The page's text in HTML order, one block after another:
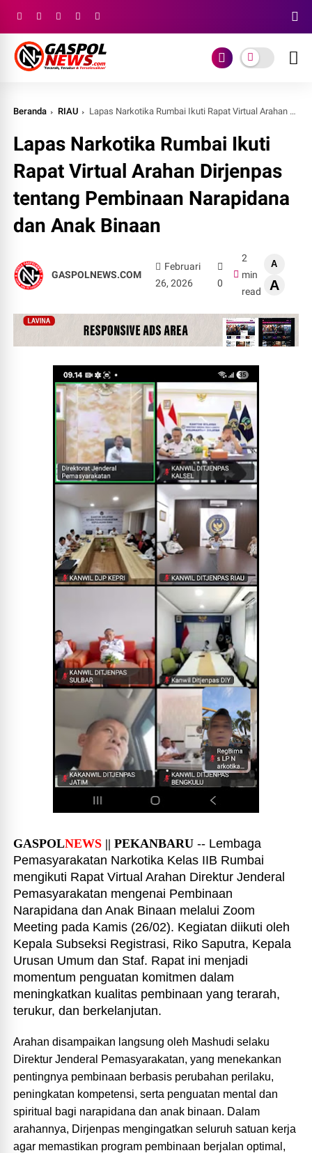
Beranda RIAU Lapas Narkotika Rumbai Ikuti Rapat Virtual Arahan Dirjenpas tentang Pembinaan Narapidana dan Anak Binaan
Lapas Narkotika Rumbai Ikuti
Rapat Virtual Arahan Dirjenpas
tentang Pembinaan Narapidana
dan Anak Binaan
GASPOLNEWS.COM
Februari
26, 2026
0
2
min
read
A
A
GASPOLNEWS || PEKANBARU -- Lembaga
Pemasyarakatan Narkotika Kelas IIB Rumbai
mengikuti Rapat Virtual Arahan Direktur Jenderal
Pemasyarakatan mengenai Pembinaan
Narapidana dan Anak Binaan melalui Zoom
Meeting pada Kamis (26/02). Kegiatan diikuti oleh
Kepala Subseksi Registrasi, Riko Saputra, Kepala
Urusan Umum dan Staf. Rapat ini menjadi
momentum penguatan komitmen dalam
meningkatkan kualitas pembinaan yang terarah,
terukur, dan berkelanjutan.
Arahan disampaikan langsung oleh Mashudi selaku
Direktur Jenderal Pemasyarakatan, yang menekankan
pentingnya pembinaan berbasis perubahan perilaku,
peningkatan kompetensi, serta penguatan mental dan
spiritual bagi narapidana dan anak binaan. Dalam
arahannya, Dirjenpas mengingatkan seluruh satuan kerja
agar memastikan program pembinaan berjalan optimal,